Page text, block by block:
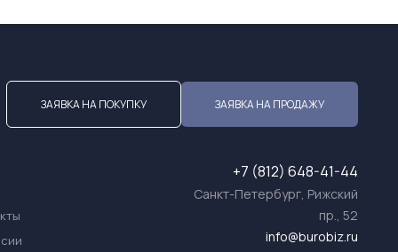
ЗАЯВКА НА ПОКУПКУ ЗАЯВКА НА ПРОДАЖУ
+7 (812) 648-41-44
Санкт-Петербург, Рижский
пр., 52
info@burobiz.ru